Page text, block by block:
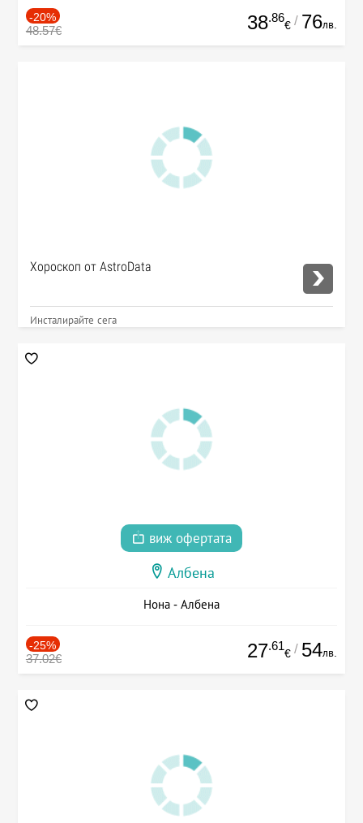
-20%
48.57€ 38.86
€ / 76лв.
Хороскоп от AstroData
Инсталирайте сега
виж офертата
Албена
Нона - Албена
-25%
37.02€ 27.61
€ / 54лв.